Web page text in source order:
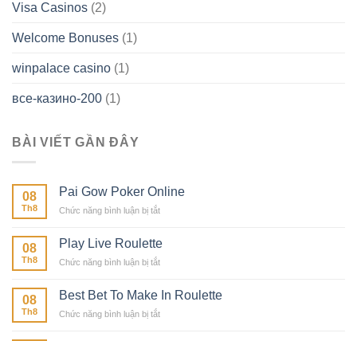
Visa Casinos (2)
Welcome Bonuses (1)
winpalace casino (1)
все-казино-200 (1)
BÀI VIẾT GẦN ĐÂY
08
Th8
Pai Gow Poker Online
Chức năng bình luận bị tắtở
Poker
Online
08
Th8
Play Live Roulette
Chức năng bình luận bị tắtở
Live
Roulette
08
Th8
Best Bet To Make In Roulette
Chức năng bình luận bị tắtở